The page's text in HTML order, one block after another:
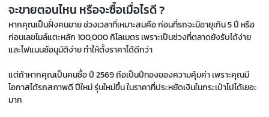
จะขายตอนไหน หรือจะซื้อเมื่อไรดี ?
หากคุณเป็นฝั่งคนขาย ช่วงเวลาที่เหมาะสมคือ ก่อนที่รถจะมีอายุเกิน 5 ปี หรือ
ก่อนเลขไมล์แตะหลัก 100,000 กิโลเมตร เพราะเป็นช่วงที่ตลาดยังรับได้ง่าย
และไฟแนนซ์อนุมัติง่าย ทำให้ตั้งราคาได้ดีกว่า
แต่ถ้าหากคุณเป็นคนซื้อ ปี 2569 ถือเป็นปีทองของความคุ้มค่า เพราะคุณมี
โอกาสได้รถสภาพดี ปีใหม่ รุ่นใหม่ขึ้น ในราคาที่ประหยัดเงินในกระเป๋าไปได้เยอะ
มาก